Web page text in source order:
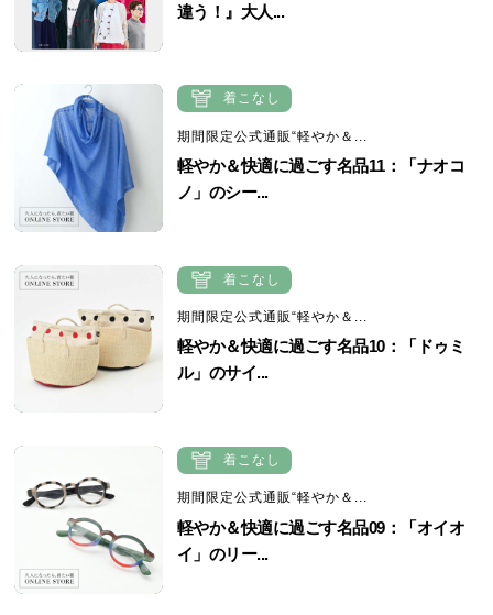
違う！』大人...
着こなし
期間限定公式通販“軽やか＆...
軽やか＆快適に過ごす名品11：「ナオコ
ノ」のシー...
着こなし
期間限定公式通販“軽やか＆...
軽やか＆快適に過ごす名品10：「ドゥミ
ル」のサイ...
着こなし
期間限定公式通販“軽やか＆...
軽やか＆快適に過ごす名品09：「オイオ
イ」のリー...